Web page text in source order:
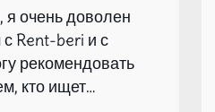
очень доволен
Rent-beri и с
рекомендовать
кто ищет